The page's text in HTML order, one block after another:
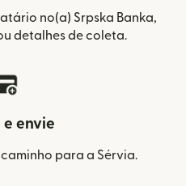
no(a) Srpska Banka,
detalhes de coleta.
e envie
para a Sérvia.